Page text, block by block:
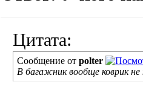
Цитата:
Сообщение от polter
В багажник вообще коврик